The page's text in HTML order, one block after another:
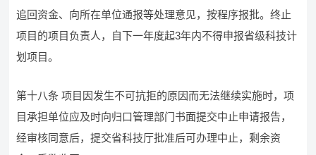
追回资金、向所在单位通报等处理意见，按程序报批。终止
项目的项目负责人，自下一年度起3年内不得申报省级科技计
划项目。
第十八条 项目因发生不可抗拒的原因而无法继续实施时，项
目承担单位应及时向归口管理部门书面提交中止申请报告，
经审核同意后，提交省科技厅批准后可办理中止，剩余资